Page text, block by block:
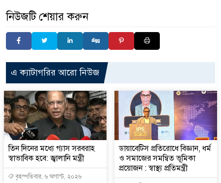
নিউজটি শেয়ার করুন
এ ক্যাটাগরির আরো নিউজ
তিন দিনের মধ্যে গ্যাস সরবরাহ
স্বাভাবিক হবে: জ্বালানি মন্ত্রী
বৃহস্পতিবার, ৬ অগাস্ট, ২০২৬
ডায়াবেটিস প্রতিরোধে বিজ্ঞান, ধর্ম
ও সমাজের সমন্বিত ভূমিকা
প্রয়োজন : স্বাস্থ্য প্রতিমন্ত্রী